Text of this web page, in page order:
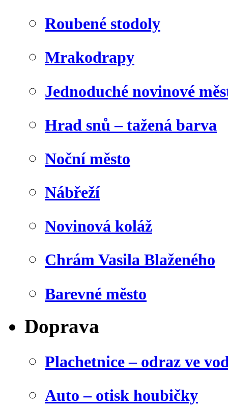
Roubené stodoly
Mrakodrapy
Jednoduché novinové
Hrad snů – tažená barva
Noční město
Nábřeží
Novinová koláž
Chrám Vasila Blaženého
Barevné město
Doprava
Plachetnice – odraz ve
Auto – otisk houbičky